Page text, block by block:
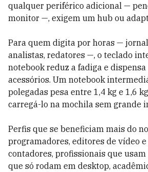
qualquer periférico adicional —
monitor —, exigem um hub ou
Para quem digita por horas —
analistas, redatores —, o teclado
notebook reduz a fadiga e dispensa
acessórios. Um notebook
polegadas pesa entre 1,4 kg e 1,6
carregá-lo na mochila sem grande
Perfis que se beneficiam mais do
programadores, editores de vídeo e
contadores, profissionais que usam
que só rodam em desktop,